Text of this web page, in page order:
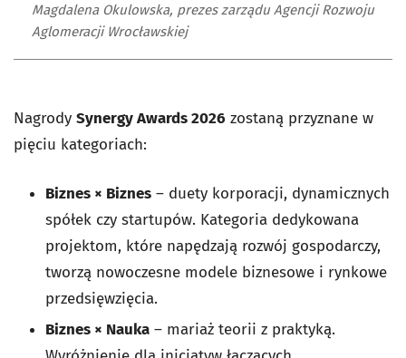
Magdalena Okulowska, prezes zarządu Agencji Rozwoju
Aglomeracji Wrocławskiej
Nagrody Synergy Awards 2026 zostaną przyznane w
pięciu kategoriach:
Biznes × Biznes – duety korporacji, dynamicznych
spółek czy startupów. Kategoria dedykowana
projektom, które napędzają rozwój gospodarczy,
tworzą nowoczesne modele biznesowe i rynkowe
przedsięwzięcia.
Biznes × Nauka – mariaż teorii z praktyką.